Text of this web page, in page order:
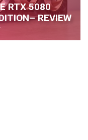
RTX 5080
REVIEW